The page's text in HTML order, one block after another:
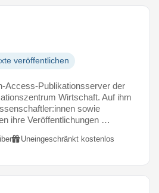
veröffentlichen
Access-Publikationsserver der
Wirtschaft. Auf ihm
sowie
ihre Veröffentlichungen …
Uneingeschränkt kostenlos